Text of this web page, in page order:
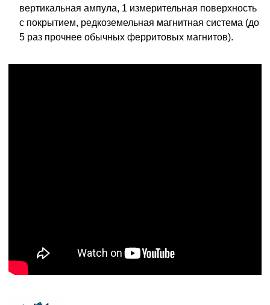
вертикальная ампула, 1 измерительная поверхность
с покрытием, редкоземельная магнитная система (до
5 раз прочнее обычных ферритовых магнитов).